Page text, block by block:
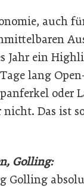
auch
Jahr ein
lang
oder
Das ist
Golling:
Golling